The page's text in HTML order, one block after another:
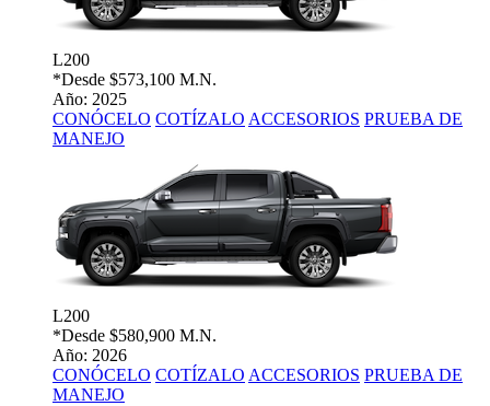
L200
*Desde $573,100 M.N.
Año: 2025
CONÓCELO COTÍZALO ACCESORIOS PRUEBA DE
MANEJO
L200
*Desde $580,900 M.N.
Año: 2026
CONÓCELO COTÍZALO ACCESORIOS PRUEBA DE
MANEJO